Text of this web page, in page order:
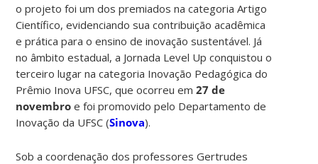
o projeto foi um dos premiados na categoria Artigo
Científico, evidenciando sua contribuição acadêmica
e prática para o ensino de inovação sustentável. Já
no âmbito estadual, a Jornada Level Up conquistou o
terceiro lugar na categoria Inovação Pedagógica do
Prêmio Inova UFSC, que ocorreu em27 de
novembro e foi promovido pelo Departamento de
Inovação da UFSC (Sinova).
Sob a coordenação dos professores Gertrudes